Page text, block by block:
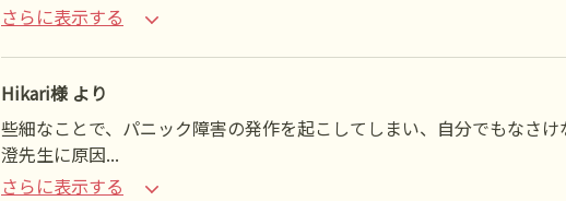
さらに表示する
Hikari様 より
些細なことで、パニック障害の発作を起こしてしまい、自分でもなさ
澄先生に原因...
さらに表示する